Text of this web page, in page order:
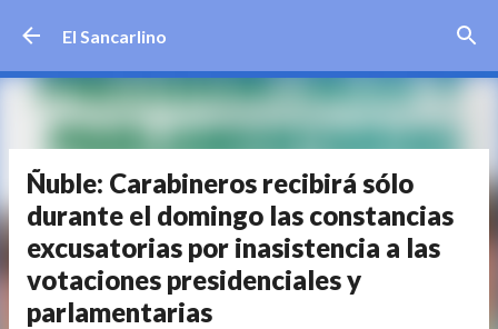
El Sancarlino
Ñuble: Carabineros recibirá sólo
durante el domingo las constancias
excusatorias por inasistencia a las
votaciones presidenciales y
parlamentarias